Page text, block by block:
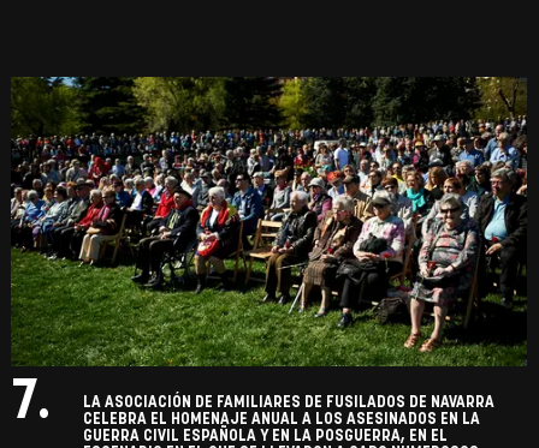
7.
LA ASOCIACIÓN DE FAMILIARES DE FUSILADOS DE NAVARRA
CELEBRA EL HOMENAJE ANUAL A LOS ASESINADOS EN LA
GUERRA CIVIL ESPAÑOLA Y EN LA POSGUERRA, EN EL